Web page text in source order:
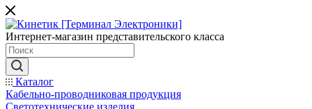
Интернет-магазин представительского класса
Каталог
Кабельно-проводниковая продукция
Светотехнические изделия